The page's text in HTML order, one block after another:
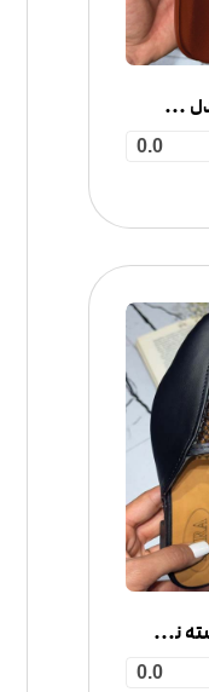
اسلیپر لژ طبی گیره‌ای مدل 3 بند
0.0
اسلیپر توری زنانه جلوبسته نگین‌دار
0.0